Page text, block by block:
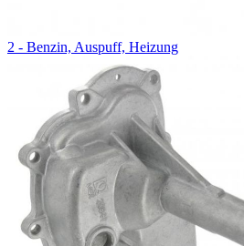
2 - Benzin, Auspuff, Heizung